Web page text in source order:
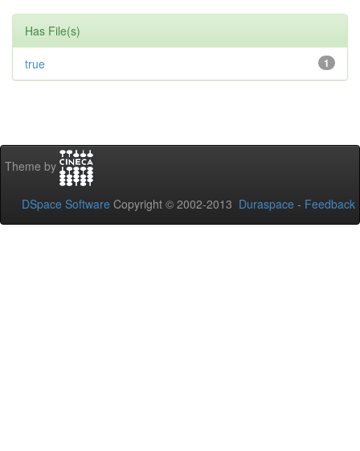
Has File(s)
1
true
Theme by
DSpace Software Copyright © 2002-2013 Duraspace - Feedback